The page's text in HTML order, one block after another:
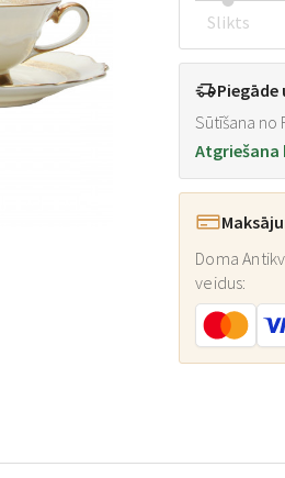
Slikts
Sūtīšana no
Atgriešana
Doma
veidus: